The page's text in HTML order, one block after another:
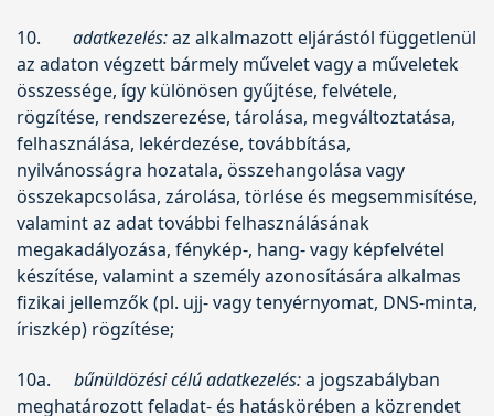
10. adatkezelés:az alkalmazott eljárástól függetlenül
az adaton végzett bármely művelet vagy a műveletek
összessége, így különösen gyűjtése, felvétele,
rögzítése, rendszerezése, tárolása, megváltoztatása,
felhasználása, lekérdezése, továbbítása,
nyilvánosságra hozatala, összehangolása vagy
összekapcsolása, zárolása, törlése és megsemmisítése,
valamint az adat további felhasználásának
megakadályozása, fénykép-, hang- vagy képfelvétel
készítése, valamint a személy azonosítására alkalmas
fizikai jellemzők (pl. ujj- vagy tenyérnyomat, DNS-minta,
íriszkép) rögzítése;
10a. bűnüldözési célú adatkezelés:a jogszabályban
meghatározott feladat- és hatáskörében a közrendet